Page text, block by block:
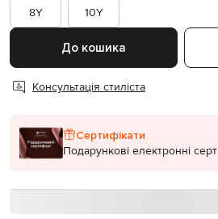
8Y 10Y
До кошика
Консультація стиліста
Сертифікати
Подарункові електронні